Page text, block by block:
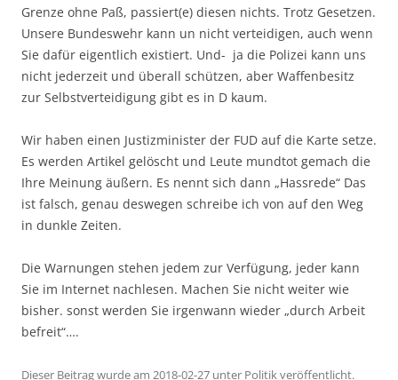
Grenze ohne Paß, passiert(e) diesen nichts. Trotz Gesetzen.
Unsere Bundeswehr kann un nicht verteidigen, auch wenn
Sie dafür eigentlich existiert. Und- ja die Polizei kann uns
nicht jederzeit und überall schützen, aber Waffenbesitz
zur Selbstverteidigung gibt es in D kaum.
Wir haben einen Justizminister der FUD auf die Karte setze.
Es werden Artikel gelöscht und Leute mundtot gemach die
Ihre Meinung äußern. Es nennt sich dann „Hassrede“ Das
ist falsch, genau deswegen schreibe ich von auf den Weg
in dunkle Zeiten.
Die Warnungen stehen jedem zur Verfügung, jeder kann
Sie im Internet nachlesen. Machen Sie nicht weiter wie
bisher. sonst werden Sie irgenwann wieder „durch Arbeit
befreit“….
Dieser Beitrag wurde am 2018-02-27 unter Politikveröffentlicht.